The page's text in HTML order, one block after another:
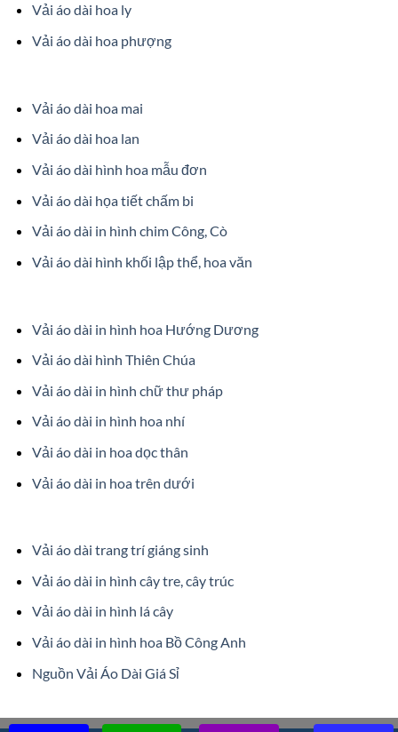
Vải áo dài hoa ly
Vải áo dài hoa phượng
Vải áo dài hoa mai
Vải áo dài hoa lan
Vải áo dài hình hoa mẫu đơn
Vải áo dài họa tiết chấm bi
Vải áo dài in hình chim Công, Cò
Vải áo dài hình khối lập thể, hoa văn
Vải áo dài in hình hoa Hướng Dương
Vải áo dài hình Thiên Chúa
Vải áo dài in hình chữ thư pháp
Vải áo dài in hình hoa nhí
Vải áo dài in hoa dọc thân
Vải áo dài in hoa trên dưới
Vải áo dài trang trí giáng sinh
Vải áo dài in hình cây tre, cây trúc
Vải áo dài in hình lá cây
Vải áo dài in hình hoa Bồ Công Anh
Nguồn Vải Áo Dài Giá Sỉ